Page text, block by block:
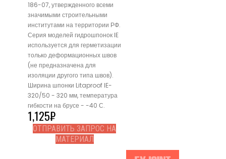
186-07, утвержденного всеми
значимыми строительными
институтами на территории РФ.
Серия моделей гидрошпонок IE
используется для герметизации
только деформационных швов
(не предназначена для
изоляции другого типа швов).
Ширина шпонки Litaproof IE-
320/50 - 320 мм, температура
гибкости на брусе - -40 С.
1,125₽
ОТПРАВИТЬ ЗАПРОС НА
МАТЕРИАЛ